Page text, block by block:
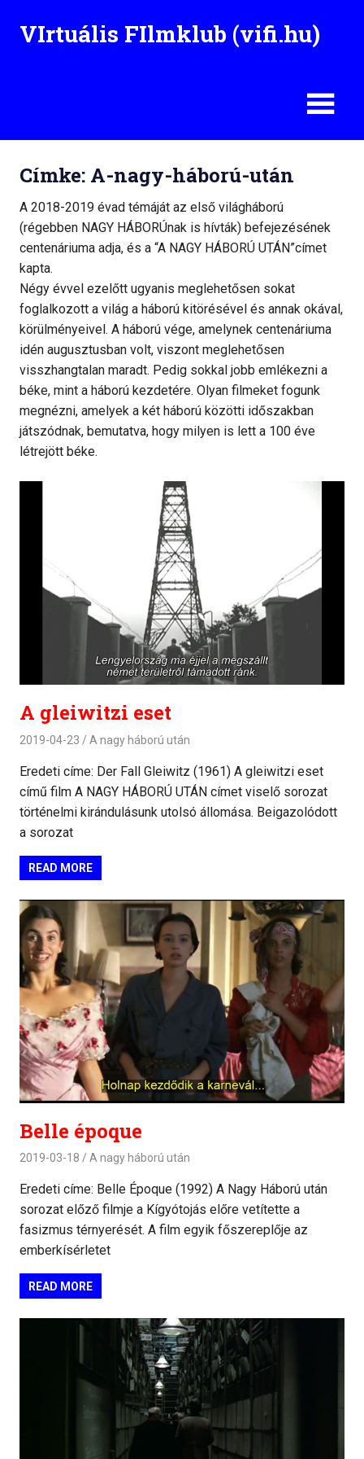
VIrtuális FIlmklub (vifi.hu)
Címke: A-nagy-háború-után
A 2018-2019 évad témáját az első világháború
(régebben NAGY HÁBORÚnak is hívták) befejezésének
centenáriuma adja, és a “A NAGY HÁBORÚ UTÁN”címet
kapta.
Négy évvel ezelőtt ugyanis meglehetősen sokat
foglalkozott a világ a háború kitörésével és annak okával,
körülményeivel. A háború vége, amelynek centenáriuma
idén augusztusban volt, viszont meglehetősen
visszhangtalan maradt. Pedig sokkal jobb emlékezni a
béke, mint a háború kezdetére. Olyan filmeket fogunk
megnézni, amelyek a két háború közötti időszakban
játszódnak, bemutatva, hogy milyen is lett a 100 éve
létrejött béke.
A gleiwitzi eset
2019-04-23 A nagy háború után
Eredeti címe: Der Fall Gleiwitz (1961) A gleiwitzi eset
című film A NAGY HÁBORÚ UTÁN címet viselő sorozat
történelmi kirándulásunk utolsó állomása. Beigazolódott
a sorozat
READ MORE
Belle époque
2019-03-18 A nagy háború után
Eredeti címe: Belle Époque (1992) A Nagy Háború után
sorozat előző filmje a Kígyótojás előre vetítette a
fasizmus térnyerését. A film egyik főszereplője az
emberkísérletet
READ MORE